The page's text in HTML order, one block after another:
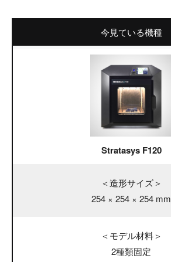
Stratasys F120
＜造形サイズ＞
254 × 254 × 254 mm
＜モデル材料＞
2種類固定